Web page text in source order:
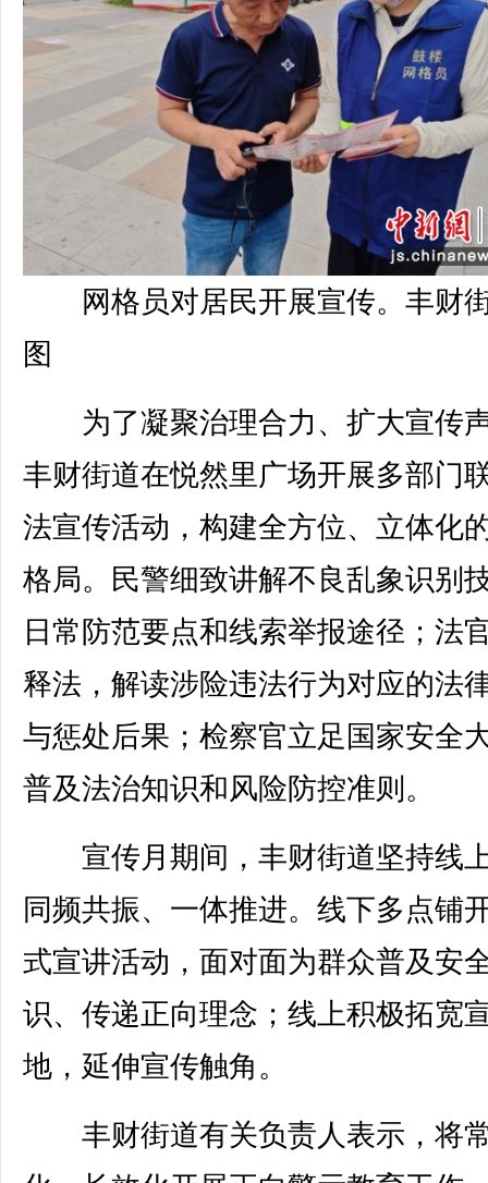
网格员对居民开展宣传。丰财
图
为了凝聚治理合力、扩大宣传
丰财街道在悦然里广场开展多部门
法宣传活动，构建全方位、立体化
格局。民警细致讲解不良乱象识别
日常防范要点和线索举报途径；法
释法，解读涉险违法行为对应的法
与惩处后果；检察官立足国家安全
普及法治知识和风险防控准则。
宣传月期间，丰财街道坚持线
同频共振、一体推进。线下多点铺
式宣讲活动，面对面为群众普及安
识、传递正向理念；线上积极拓宽
地，延伸宣传触角。
丰财街道有关负责人表示，将